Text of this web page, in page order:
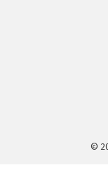
©